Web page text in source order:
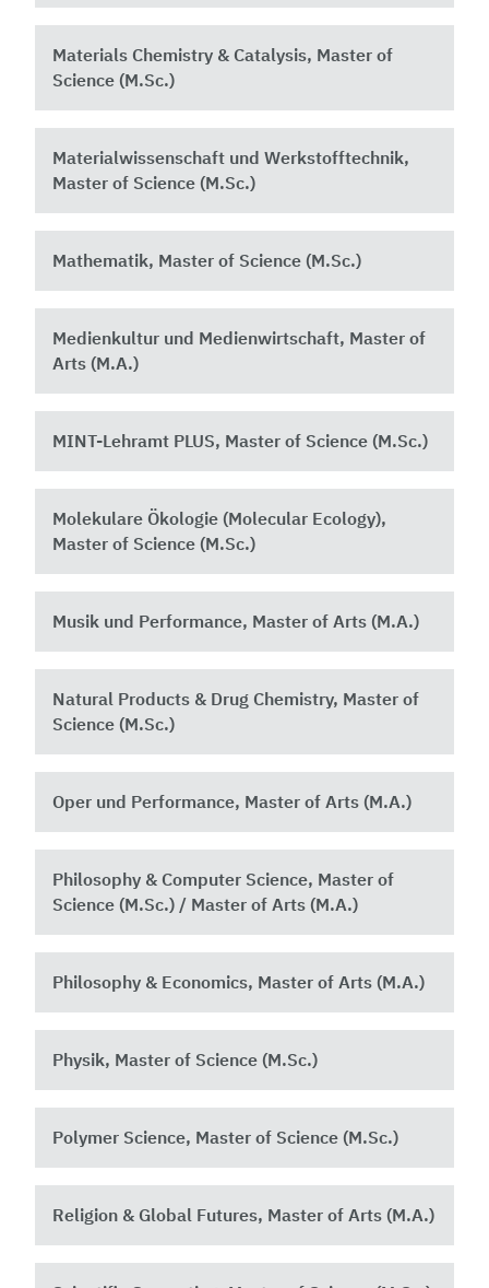
Materials Chemistry & Catalysis, Master of
Science (M.Sc.)
Materialwissenschaft und Werkstofftechnik,
Master of Science (M.Sc.)
Mathematik, Master of Science (M.Sc.)
Medienkultur und Medienwirtschaft, Master of
Arts (M.A.)
MINT-Lehramt PLUS, Master of Science (M.Sc.)
Molekulare Ökologie (Molecular Ecology),
Master of Science (M.Sc.)
Musik und Performance, Master of Arts (M.A.)
Natural Products & Drug Chemistry, Master of
Science (M.Sc.)
Oper und Performance, Master of Arts (M.A.)
Philosophy & Computer Science, Master of
Science (M.Sc.) / Master of Arts (M.A.)
Philosophy & Economics, Master of Arts (M.A.)
Physik, Master of Science (M.Sc.)
Polymer Science, Master of Science (M.Sc.)
Religion & Global Futures, Master of Arts (M.A.)